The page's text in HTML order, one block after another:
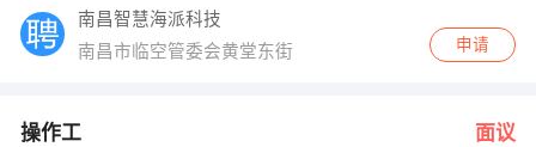
南昌智慧海派科技
南昌市临空管委会黄堂东街
申请
操作工 面议